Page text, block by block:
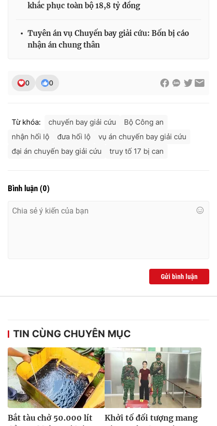
khắc phục toàn bộ 18,8 tỷ đồng
Tuyên án vụ Chuyến bay giải cứu: Bốn bị cáo
nhận án chung thân
0 0
Từ khóa: chuyến bay giải cứu
Bộ Công an
nhận hối lộ
đưa hối lộ
vụ án chuyến bay giải cứu
đại án chuyến bay giải cứu
truy tố 17 bị can
Bình luận (0)
Gửi bình luận
TIN CÙNG CHUYÊN MỤC
Bắt tàu chở 50.000 lít
Khởi tố đối tượng mang